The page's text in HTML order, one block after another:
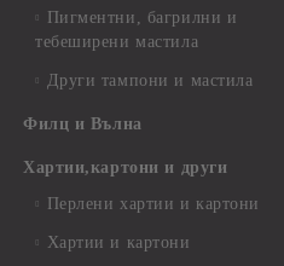
Пигментни, багрилни и
тебеширени мастила
Други тампони и мастила
Филц и Вълна
Хартии,картони и други
Перлени хартии и картони
Хартии и картони